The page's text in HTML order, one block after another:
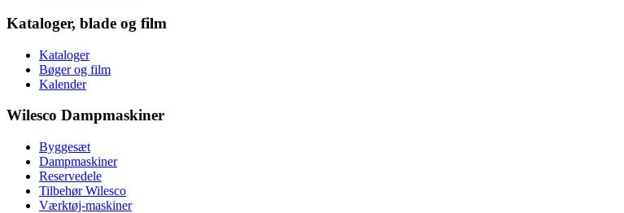
Kataloger, blade og film
Kataloger
Bøger og film
Kalender
Wilesco Dampmaskiner
Byggesæt
Dampmaskiner
Reservedele
Tilbehør Wilesco
Værktøj-maskiner